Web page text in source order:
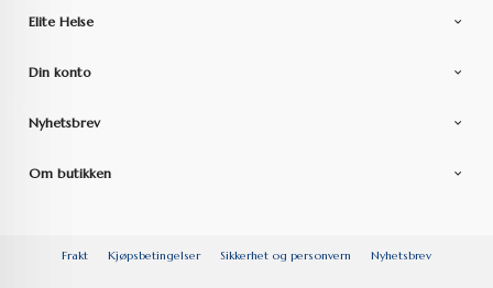
Elite Helse
Din konto
Nyhetsbrev
Om butikken
Frakt Kjøpsbetingelser Sikkerhet og personvern Nyhetsbrev